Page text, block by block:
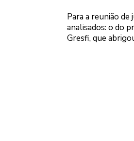
Para a reunião
analisados: o do
Gresfi, que